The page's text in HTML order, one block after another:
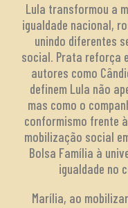
Lula transformou a
igualdade nacional,
unindo diferentes
social. Prata reforça
autores como
definem Lula não
mas como o
conformismo frente
mobilização social
Bolsa Família à
igualdade no
Marília, ao